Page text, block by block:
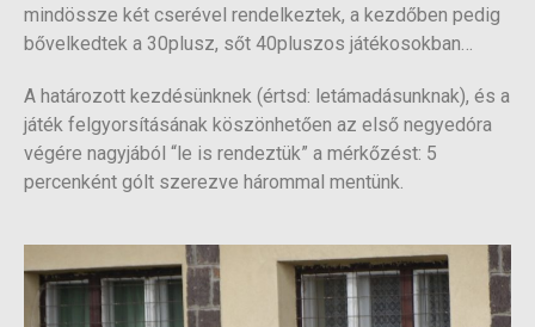
mindössze két cserével rendelkeztek, a kezdőben pedig
bővelkedtek a 30plusz, sőt 40pluszos játékosokban…
A határozott kezdésünknek (értsd: letámadásunknak), és a
játék felgyorsításának köszönhetően az első negyedóra
végére nagyjából “le is rendeztük” a mérkőzést: 5
percenként gólt szerezve hárommal mentünk.